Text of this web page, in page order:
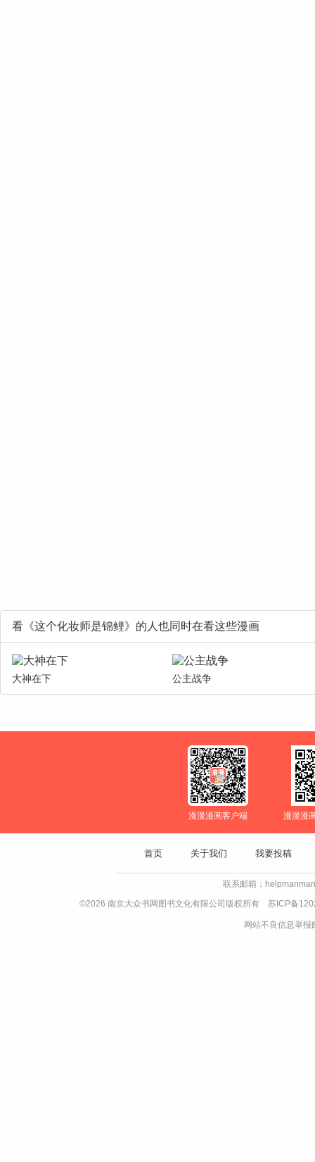
看《这个化妆师是锦鲤》的人也同时在看这些漫画
大神在下 公主战争
漫漫漫画客户端 漫漫漫
首页 关于我们 我要投稿
联系邮箱：
©2026 南京大众书网图书文化有限公司版权所有 苏ICP备
网站不良信息举